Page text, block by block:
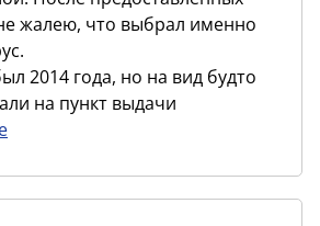
жалею, что выбрал именно
2014 года, но на вид будто
на пункт выдачи